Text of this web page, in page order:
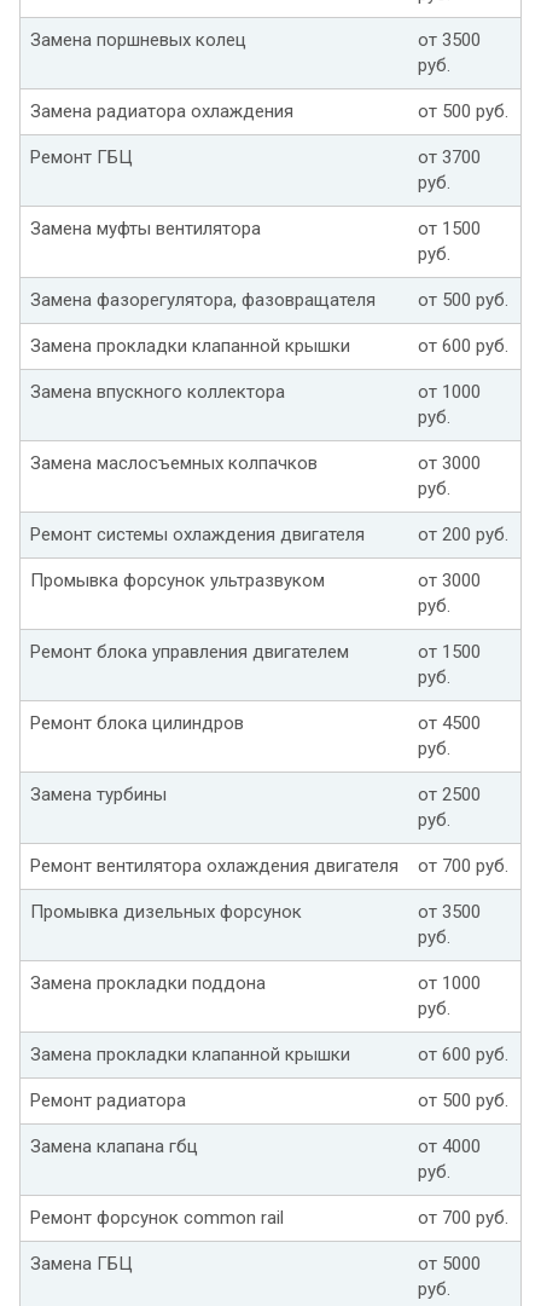
Замена поршневых колец
от 3500
руб.
Замена радиатора охлаждения от 500 руб.
Ремонт ГБЦ
от 3700
руб.
Замена муфты вентилятора
от 1500
руб.
Замена фазорегулятора, фазовращателя от 500 руб.
Замена прокладки клапанной крышки от 600 руб.
Замена впускного коллектора
от 1000
руб.
Замена маслосъемных колпачков
от 3000
руб.
Ремонт системы охлаждения двигателя от 200 руб.
Промывка форсунок ультразвуком
от 3000
руб.
Ремонт блока управления двигателем
от 1500
руб.
Ремонт блока цилиндров
от 4500
руб.
Замена турбины
от 2500
руб.
Ремонт вентилятора охлаждения двигателя от 700 руб.
Промывка дизельных форсунок
от 3500
руб.
Замена прокладки поддона
от 1000
руб.
Замена прокладки клапанной крышки от 600 руб.
Ремонт радиатора от 500 руб.
Замена клапана гбц
от 4000
руб.
Ремонт форсунок common rail от 700 руб.
Замена ГБЦ
от 5000
руб.